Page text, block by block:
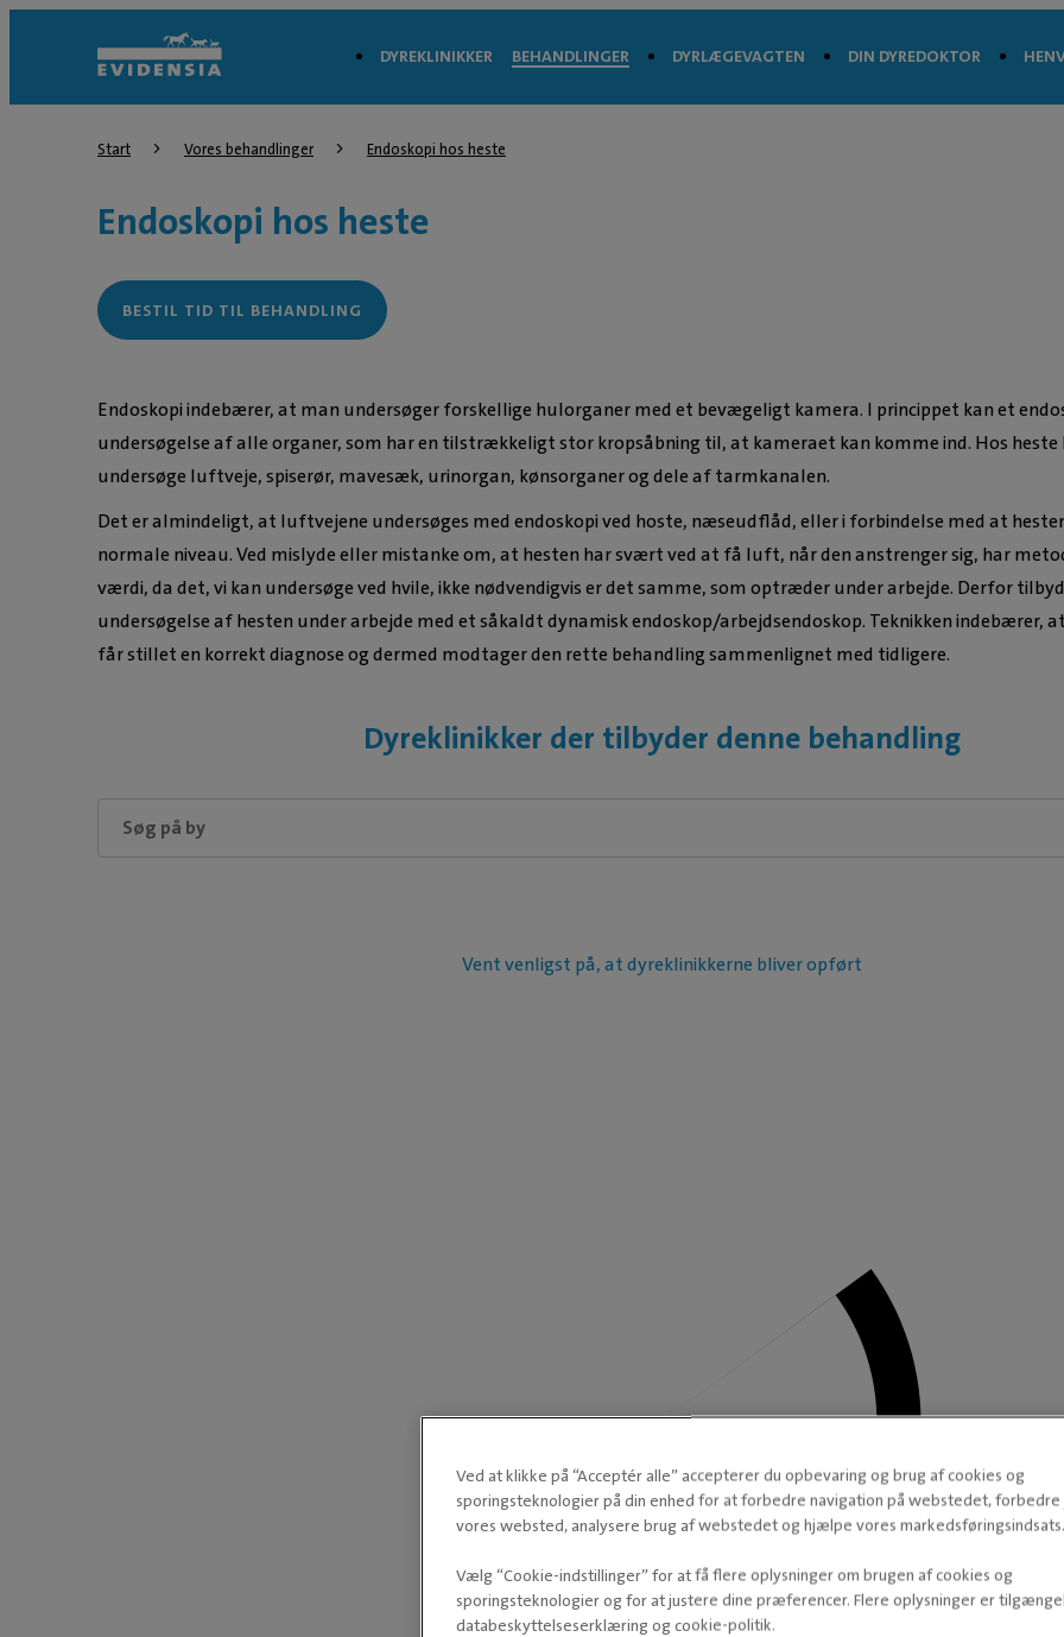
DYREKLINIKKER BEHANDLINGER DYRLÆGEVAGTEN DIN DYREDOKTOR
Start Vores behandlinger Endoskopi hos heste
Endoskopi hos heste
BESTIL TID TIL BEHANDLING
Endoskopi indebærer, at man undersøger forskellige hulorganer med et bevægeligt kamera. I princippet kan et
undersøgelse af alle organer, som har en tilstrækkeligt stor kropsåbning til, at kameraet kan komme ind. Hos heste
undersøge luftveje, spiserør, mavesæk, urinorgan, kønsorganer og dele af tarmkanalen.
Det er almindeligt, at luftvejene undersøges med endoskopi ved hoste, næseudflåd, eller i forbindelse med at
normale niveau. Ved mislyde eller mistanke om, at hesten har svært ved at få luft, når den anstrenger sig, har
værdi, da det, vi kan undersøge ved hvile, ikke nødvendigvis er det samme, som optræder under arbejde. Derfor
undersøgelse af hesten under arbejde med et såkaldt dynamisk endoskop/arbejdsendoskop. Teknikken indebærer,
får stillet en korrekt diagnose og dermed modtager den rette behandling sammenlignet med tidligere.
Dyreklinikker der tilbyder denne behandling
Vent venligst på, at dyreklinikkerne bliver opført
Ved at klikke på “Acceptér alle” accepterer du opbevaring og brug af cookies og
sporingsteknologier på din enhed for at forbedre navigation på webstedet,
vores websted, analysere brug af webstedet og hjælpe vores markedsføringsindsats.
Vælg “Cookie-indstillinger” for at få flere oplysninger om brugen af cookies og
sporingsteknologier og for at justere dine præferencer. Flere oplysninger er
databeskyttelseserklæring og cookie-politik.